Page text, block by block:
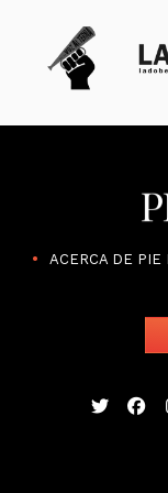
ACERCA DE PIE